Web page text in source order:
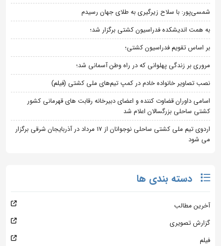
شمسی‌پور: با سلاح زیرگیری به طلای جهان رسیدم
به همت اندیشکده فدراسیون کشتی برگزار شد؛
بر اساس تقویم فدراسیون کشتی؛
مروری بر زندگی پهلوانی که در راه وطن آسمانی شد؛
نصب تصاویر خانواده خادم در کمپ تیم‌های ملی کشتی (فیلم)
اسامی داوران قضاوت کننده و اعضای دبیرخانه رقابت های قهرمانی کشور
کشتی ساحلی بزرگسالان اعلام شد
اردوی تیم ملی کشتی ساحلی نوجوانان از 17 مرداد در آذربایجان شرقی برگزار
می شود
دسته بندی ها
آخرین مطالب
گزارش تصویری
فیلم